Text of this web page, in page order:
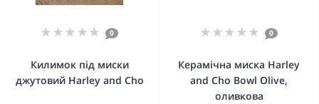
0
Килимок під миски
джутовий Harley and Cho
0
Керамічна миска Harley
and Cho Bowl Olive,
оливкова